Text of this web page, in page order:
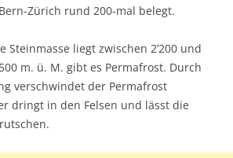
Zürich rund 200-mal belegt.
Steinmasse liegt zwischen 2’200 und
m. ü. M. gibt es Permafrost. Durch
verschwindet der Permafrost
dringt in den Felsen und lässt die